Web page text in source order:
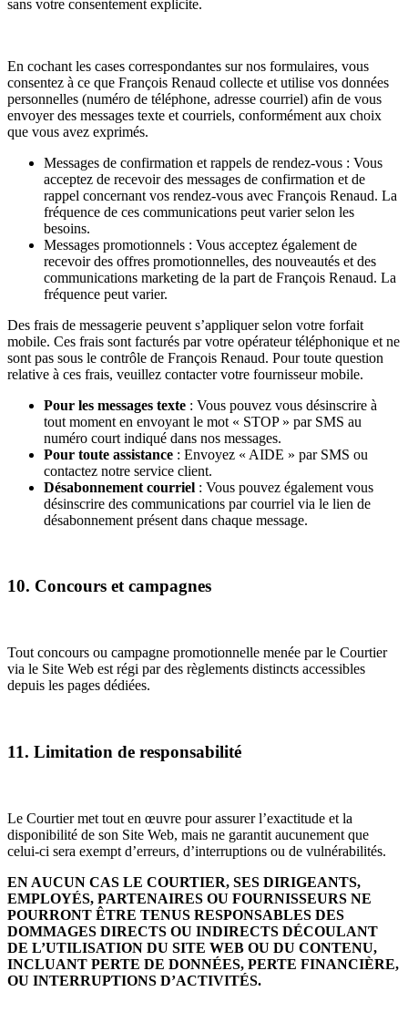
sans votre consentement explicite.
En cochant les cases correspondantes sur nos formulaires, vous
consentez à ce que François Renaud collecte et utilise vos données
personnelles (numéro de téléphone, adresse courriel) afin de vous
envoyer des messages texte et courriels, conformément aux choix
que vous avez exprimés.
Messages de confirmation et rappels de rendez-vous : Vous
acceptez de recevoir des messages de confirmation et de
rappel concernant vos rendez-vous avec François Renaud. La
fréquence de ces communications peut varier selon les
besoins.
Messages promotionnels : Vous acceptez également de
recevoir des offres promotionnelles, des nouveautés et des
communications marketing de la part de François Renaud. La
fréquence peut varier.
Des frais de messagerie peuvent s’appliquer selon votre forfait
mobile. Ces frais sont facturés par votre opérateur téléphonique et ne
sont pas sous le contrôle de François Renaud. Pour toute question
relative à ces frais, veuillez contacter votre fournisseur mobile.
Pour les messages texte : Vous pouvez vous désinscrire à
tout moment en envoyant le mot « STOP » par SMS au
numéro court indiqué dans nos messages.
Pour toute assistance : Envoyez « AIDE » par SMS ou
contactez notre service client.
Désabonnement courriel : Vous pouvez également vous
désinscrire des communications par courriel via le lien de
désabonnement présent dans chaque message.
10. Concours et campagnes
Tout concours ou campagne promotionnelle menée par le Courtier
via le Site Web est régi par des règlements distincts accessibles
depuis les pages dédiées.
11. Limitation de responsabilité
Le Courtier met tout en œuvre pour assurer l’exactitude et la
disponibilité de son Site Web, mais ne garantit aucunement que
celui-ci sera exempt d’erreurs, d’interruptions ou de vulnérabilités.
EN AUCUN CAS LE COURTIER, SES DIRIGEANTS,
EMPLOYÉS, PARTENAIRES OU FOURNISSEURS NE
POURRONT ÊTRE TENUS RESPONSABLES DES
DOMMAGES DIRECTS OU INDIRECTS DÉCOULANT
DE L’UTILISATION DU SITE WEB OU DU CONTENU,
INCLUANT PERTE DE DONNÉES, PERTE FINANCIÈRE,
OU INTERRUPTIONS D’ACTIVITÉS.